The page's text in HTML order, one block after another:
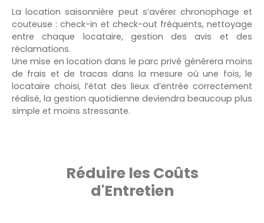
La location saisonnière peut s’avérer chronophage et
couteuse : check-in et check-out fréquents, nettoyage
entre chaque locataire, gestion des avis et des
réclamations.
Une mise en location dans le parc privé générera moins
de frais et de tracas dans la mesure où une fois, le
locataire choisi, l’état des lieux d’entrée correctement
réalisé, la gestion quotidienne deviendra beaucoup plus
simple et moins stressante.
Réduire les Coûts
d'Entretien